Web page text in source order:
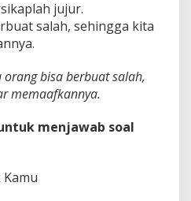
jujur.
salah, sehingga kita
orang bisa berbuat salah,
memaafkannya.
menjawab soal